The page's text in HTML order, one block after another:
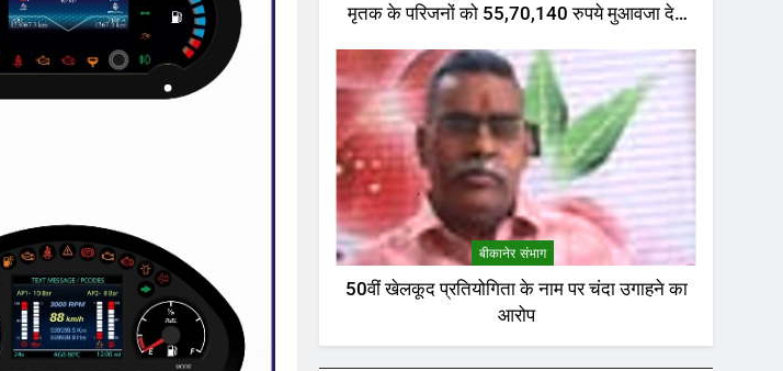
मृतक के परिजनों को 55,70,140 रुपये मुआवजा देने
बीकानेर संभाग
50वीं खेलकूद प्रतियोगिता के नाम पर चंदा उगाहने का
आरोप